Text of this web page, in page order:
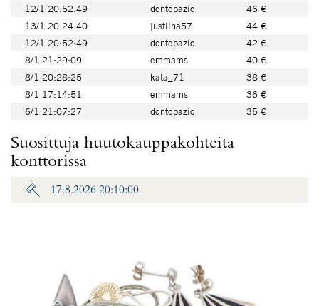
12/1 20:52:49
dontopazio
46 €
13/1 20:24:40
justiina57
44 €
12/1 20:52:49
dontopazio
42 €
8/1 21:29:09
emmams
40 €
8/1 20:28:25
kata_71
38 €
8/1 17:14:51
emmams
36 €
6/1 21:07:27
dontopazio 35 €
Suosittuja huutokauppakohteita
konttorissa
17.8.2026 20:10:00